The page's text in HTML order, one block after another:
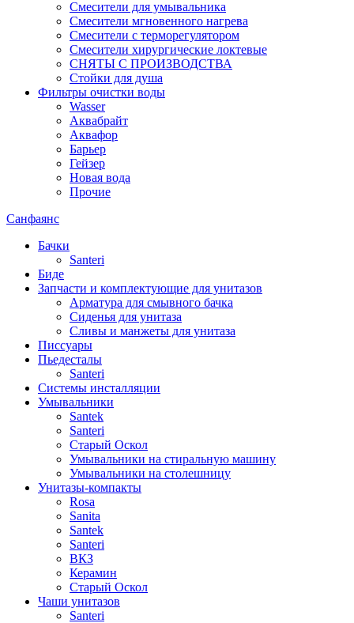
Смесители для умывальника
Смесители мгновенного нагрева
Смесители с терморегулятором
Смесители хирургические локтевые
СНЯТЫ С ПРОИЗВОДСТВА
Стойки для душа
Фильтры очистки воды
Wasser
Аквабрайт
Аквафор
Барьер
Гейзер
Новая вода
Прочие
Санфаянс
Бачки
Santeri
Биде
Запчасти и комплектующие для унитазов
Арматура для смывного бачка
Сиденья для унитаза
Сливы и манжеты для унитаза
Писсуары
Пьедесталы
Santeri
Системы инсталляции
Умывальники
Santek
Santeri
Старый Оскол
Умывальники на стиральную машину
Умывальники на столешницу
Унитазы-компакты
Rosa
Sanita
Santek
Santeri
ВКЗ
Керамин
Старый Оскол
Чаши унитазов
Santeri